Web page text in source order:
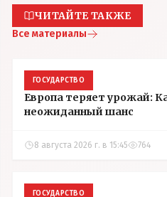
ЧИТАЙТЕ ТАКЖЕ
Все материалы
ГОСУДАРСТВО
Европа теряет урожай:
неожиданный шанс
8 августа 2026 г. в 15:45 764
ГОСУДАРСТВО